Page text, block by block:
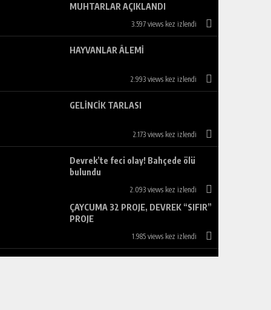
MUHTARLAR AÇIKLANDI
3.597 views kez izlendi
HAYVANLAR ÂLEMİ
2.993 views kez izlendi
GELİNCİK TARLASI
2.173 views kez izlendi
Devrek’te feci olay! Bahçede ölü
bulundu
2.093 views kez izlendi
ÇAYCUMA 32 PROJE, DEVREK “SIFIR”
PROJE
1.985 views kez izlendi